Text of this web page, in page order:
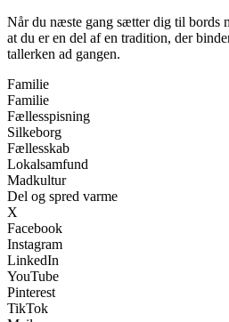
Når du næste gang sætter dig til bords
at du er en del af en tradition, der
tallerken ad gangen.
Familie
Familie
Fællesspisning
Silkeborg
Fællesskab
Lokalsamfund
Madkultur
Del og spred varme
X
Facebook
Instagram
LinkedIn
YouTube
Pinterest
TikTok